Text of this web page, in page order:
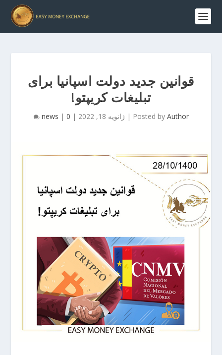
قوانین جدید دولت اسپانیا برای
تبلیغات کریپتو!
Posted by Author
| ژانویه 18, 2022 |
news | 0